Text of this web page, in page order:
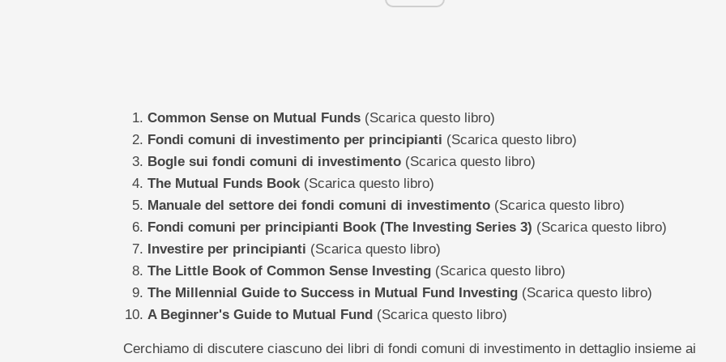
Common Sense on Mutual Funds(Scarica questo libro)
Fondi comuni di investimento per principianti (Scarica questo libro)
Bogle sui fondi comuni di investimento(Scarica questo libro)
The Mutual Funds Book(Scarica questo libro)
Manuale del settore dei fondi comuni di investimento(Scarica questo libro)
Fondi comuni per principianti Book (The Investing Series 3) (Scarica questo libro)
Investire per principianti (Scarica questo libro)
The Little Book of Common Sense Investing(Scarica questo libro)
The Millennial Guide to Success in Mutual Fund Investing(Scarica questo libro)
A Beginner's Guide to Mutual Fund (Scarica questo libro)
Cerchiamo di discutere ciascuno dei libri di fondi comuni di investimento in dettaglio insieme ai